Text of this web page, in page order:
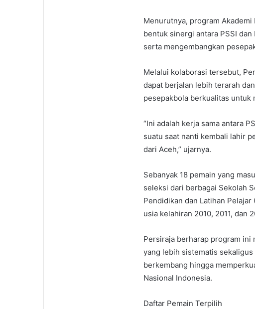
Menurutnya, program Akademi
bentuk sinergi antara PSSI
serta mengembangkan
Melalui kolaborasi tersebut,
dapat berjalan lebih terarah
pesepakbola berkualitas untuk
“Ini adalah kerja sama antara
suatu saat nanti kembali lahir
dari Aceh,” ujarnya.
Sebanyak 18 pemain yang
seleksi dari berbagai Sekolah
Pendidikan dan Latihan
usia kelahiran 2010, 2011, dan
Persiraja berharap program ini
yang lebih sistematis
berkembang hingga
Nasional Indonesia.
Daftar Pemain Terpilih